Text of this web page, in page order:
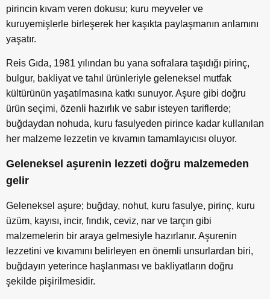
pirincin kıvam veren dokusu; kuru meyveler ve
kuruyemişlerle birleşerek her kaşıkta paylaşmanın anlamını
yaşatır.
Reis Gıda, 1981 yılından bu yana sofralara taşıdığı pirinç,
bulgur, bakliyat ve tahıl ürünleriyle geleneksel mutfak
kültürünün yaşatılmasına katkı sunuyor. Aşure gibi doğru
ürün seçimi, özenli hazırlık ve sabır isteyen tariflerde;
buğdaydan nohuda, kuru fasulyeden pirince kadar kullanılan
her malzeme lezzetin ve kıvamın tamamlayıcısı oluyor.
Geleneksel aşurenin lezzeti doğru malzemeden
gelir
Geleneksel aşure; buğday, nohut, kuru fasulye, pirinç, kuru
üzüm, kayısı, incir, fındık, ceviz, nar ve tarçın gibi
malzemelerin bir araya gelmesiyle hazırlanır. Aşurenin
lezzetini ve kıvamını belirleyen en önemli unsurlardan biri,
buğdayın yeterince haşlanması ve bakliyatların doğru
şekilde pişirilmesidir.